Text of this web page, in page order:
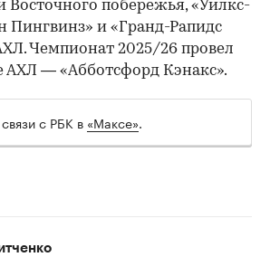
Восточного побережья, «Уилкс-
Пингвинз» и «Гранд-Рапидс
Чемпионат 2025/26 провел
АХЛ — «Абботсфорд Кэнакс».
с РБК в «Максе».